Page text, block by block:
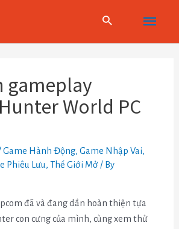
Main
Menu
gameplay
World PC
Game Hành Động,Game Nhập Vai,
Phiêu Lưu,Thế Giới Mở / By
đã và đang dần hoàn thiện tựa
con cưng của mình, cùng xem thử